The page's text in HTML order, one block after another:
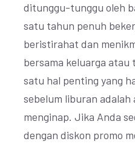
ditunggu-tunggu oleh
satu tahun penuh
beristirahat dan
bersama keluarga atau
satu hal penting yang
sebelum liburan adalah
menginap. Jika Anda
dengan diskon promo